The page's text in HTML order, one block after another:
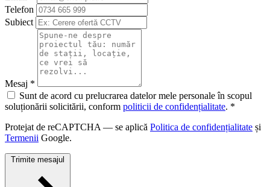
Telefon
Subiect
Mesaj *
Sunt de acord cu prelucrarea datelor mele personale în scopul
soluționării solicitării, conform politicii de confidențialitate. *
Protejat de reCAPTCHA — se aplică Politica de confidențialitate și
Termenii Google.
Trimite mesajul